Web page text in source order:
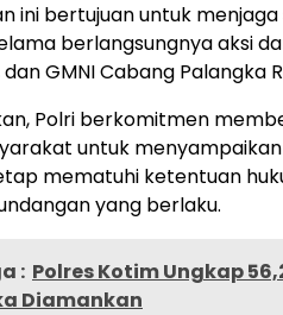
ini bertujuan untuk
berlangsungnya aksi
dan GMNI Cabang Palangka
Polri berkomitmen
untuk
mematuhi ketentuan
yang berlaku.
: Polres Kotim Ungkap
Diamankan